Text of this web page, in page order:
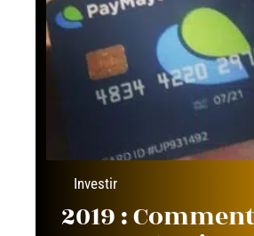
Investir
2019 :